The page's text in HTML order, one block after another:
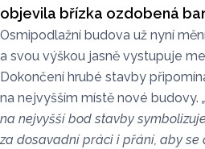
objevila břízka ozdobená
Osmipodlažní budova už nyní
a svou výškou jasně vystupuje
Dokončení hrubé stavby
na nejvyšším místě nové budovy.
na nejvyšší bod stavby
za dosavadní práci i přání, aby se